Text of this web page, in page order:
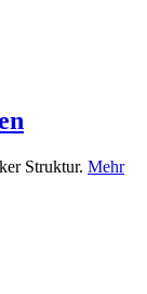
Struktur. Mehr